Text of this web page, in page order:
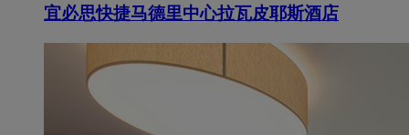
宜必思快捷马德里中心拉瓦皮耶斯酒店